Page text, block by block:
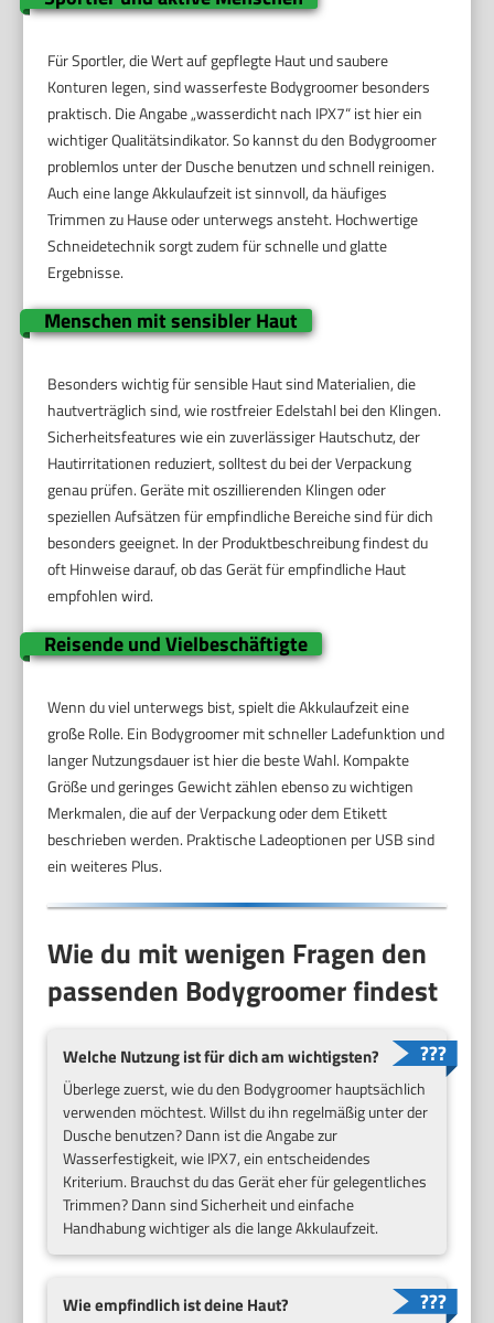
Für Sportler, die Wert auf gepflegte Haut und saubere
Konturen legen, sind wasserfeste Bodygroomer besonders
praktisch. Die Angabe „wasserdicht nach IPX7“ ist hier ein
wichtiger Qualitätsindikator. So kannst du den Bodygroomer
problemlos unter der Dusche benutzen und schnell reinigen.
Auch eine lange Akkulaufzeit ist sinnvoll, da häufiges
Trimmen zu Hause oder unterwegs ansteht. Hochwertige
Schneidetechnik sorgt zudem für schnelle und glatte
Ergebnisse.
Menschen mit sensibler Haut
Besonders wichtig für sensible Haut sind Materialien, die
hautverträglich sind, wie rostfreier Edelstahl bei den Klingen.
Sicherheitsfeatures wie ein zuverlässiger Hautschutz, der
Hautirritationen reduziert, solltest du bei der Verpackung
genau prüfen. Geräte mit oszillierenden Klingen oder
speziellen Aufsätzen für empfindliche Bereiche sind für dich
besonders geeignet. In der Produktbeschreibung findest du
oft Hinweise darauf, ob das Gerät für empfindliche Haut
empfohlen wird.
Reisende und Vielbeschäftigte
Wenn du viel unterwegs bist, spielt die Akkulaufzeit eine
große Rolle. Ein Bodygroomer mit schneller Ladefunktion und
langer Nutzungsdauer ist hier die beste Wahl. Kompakte
Größe und geringes Gewicht zählen ebenso zu wichtigen
Merkmalen, die auf der Verpackung oder dem Etikett
beschrieben werden. Praktische Ladeoptionen per USB sind
ein weiteres Plus.
Wie du mit wenigen Fragen den
passenden Bodygroomer findest
Welche Nutzung ist für dich am wichtigsten?
Überlege zuerst, wie du den Bodygroomer hauptsächlich
verwenden möchtest. Willst du ihn regelmäßig unter der
Dusche benutzen? Dann ist die Angabe zur
Wasserfestigkeit, wie IPX7, ein entscheidendes
Kriterium. Brauchst du das Gerät eher für gelegentliches
Trimmen? Dann sind Sicherheit und einfache
Handhabung wichtiger als die lange Akkulaufzeit.
Wie empfindlich ist deine Haut?